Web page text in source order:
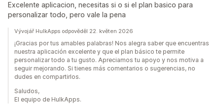
Excelente aplicacion, necesitas si o si el plan basico para
personalizar todo, pero vale la pena
Vývojář HulkApps odpověděl 22. květen 2026
¡Gracias por tus amables palabras! Nos alegra saber que encuentras
nuestra aplicación excelente y que el plan básico te permite
personalizar todo a tu gusto. Apreciamos tu apoyo y nos motiva a
seguir mejorando. Si tienes más comentarios o sugerencias, no
dudes en compartirlos.
Saludos,
El equipo de HulkApps.